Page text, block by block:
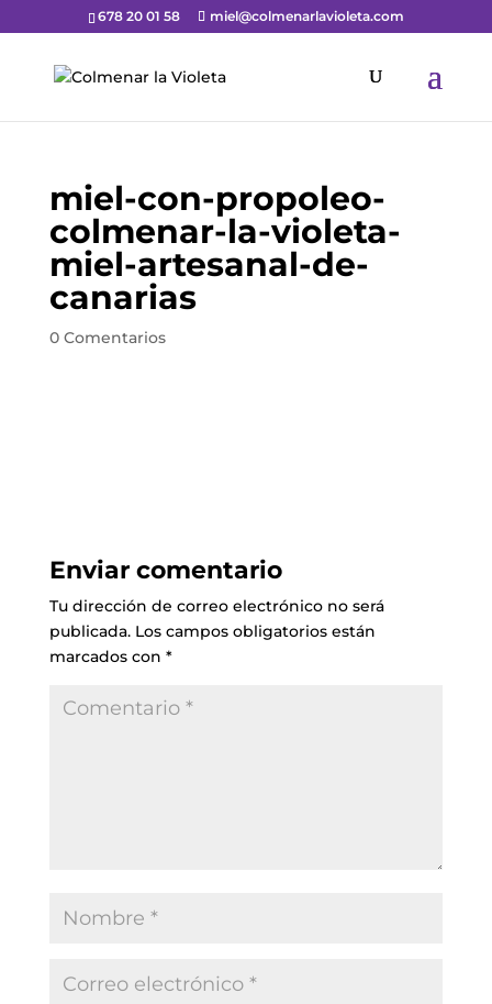
678 20 01 58 miel@colmenarlavioleta.com
miel-con-propoleo-
colmenar-la-violeta-
miel-artesanal-de-
canarias
0 Comentarios
Enviar comentario
Tu dirección de correo electrónico no será
publicada. Los campos obligatorios están
marcados con *